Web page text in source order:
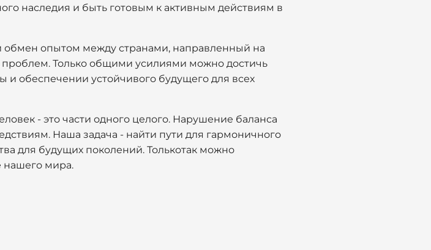
наследия и быть готовым к активным действиям в
опытом между странами, направленный на
Только общими усилиями можно достичь
и обеспечении устойчивого будущего для всех
- это части одного целого. Нарушение баланса
Наша задача - найти пути для гармоничного
для будущих поколений. Толькотак можно
нашего мира.